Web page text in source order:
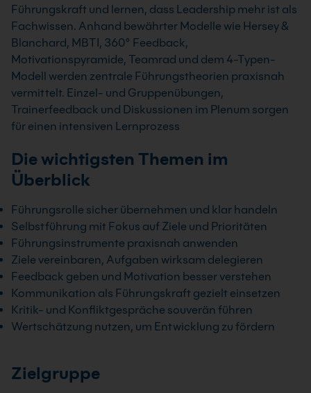
Führungskraft und lernen, dass Leadership mehr ist als
Fachwissen. Anhand bewährter Modelle wie Hersey &
Blanchard, MBTI, 360° Feedback,
Motivationspyramide, Teamrad und dem 4-Typen-
Modell werden zentrale Führungstheorien praxisnah
vermittelt. Einzel- und Gruppenübungen,
Trainerfeedback und Diskussionen im Plenum sorgen
für einen intensiven Lernprozess
Die wichtigsten Themen im
Überblick
Führungsrolle sicher übernehmen und klar handeln
Selbstführung mit Fokus auf Ziele und Prioritäten
Führungsinstrumente praxisnah anwenden
Ziele vereinbaren, Aufgaben wirksam delegieren
Feedback geben und Motivation besser verstehen
Kommunikation als Führungskraft gezielt einsetzen
Kritik- und Konfliktgespräche souverän führen
Wertschätzung nutzen, um Entwicklung zu fördern
Zielgruppe